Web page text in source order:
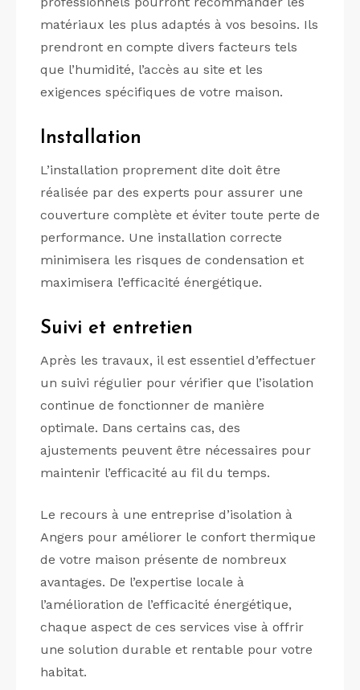
matériaux les plus adaptés à vos besoins. Ils
prendront en compte divers facteurs tels
que l’humidité, l’accès au site et les
exigences spécifiques de votre maison.
Installation
L’installation proprement dite doit être
réalisée par des experts pour assurer une
couverture complète et éviter toute perte de
performance. Une installation correcte
minimisera les risques de condensation et
maximisera l’efficacité énergétique.
Suivi et entretien
Après les travaux, il est essentiel d’effectuer
un suivi régulier pour vérifier que l’isolation
continue de fonctionner de manière
optimale. Dans certains cas, des
ajustements peuvent être nécessaires pour
maintenir l’efficacité au fil du temps.
Le recours à une entreprise d’isolation à
Angers pour améliorer le confort thermique
de votre maison présente de nombreux
avantages. De l’expertise locale à
l’amélioration de l’efficacité énergétique,
chaque aspect de ces services vise à offrir
une solution durable et rentable pour votre
habitat.